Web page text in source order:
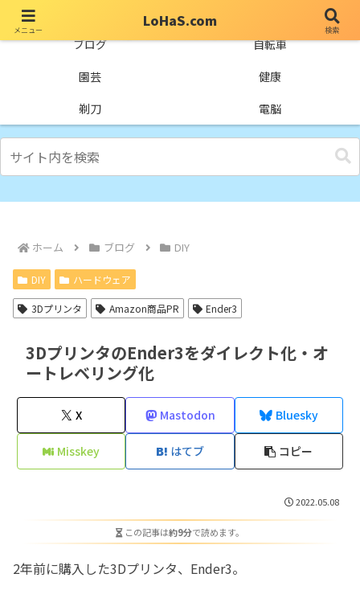
ブログ
自転車
園芸
健康
剃刀
電脳
ホーム ブログ DIY
DIY ハードウェア
3Dプリンタ Amazon商品PR Ender3
3DプリンタのEnder3をダイレクト化・オ
ートレベリング化
X Mastodon Bluesky
Misskey はてブ コピー
2022.05.08
この記事は約9分で読めます。
2年前に購入した3Dプリンタ、Ender3。
メニュー
LoHaS.com
検索